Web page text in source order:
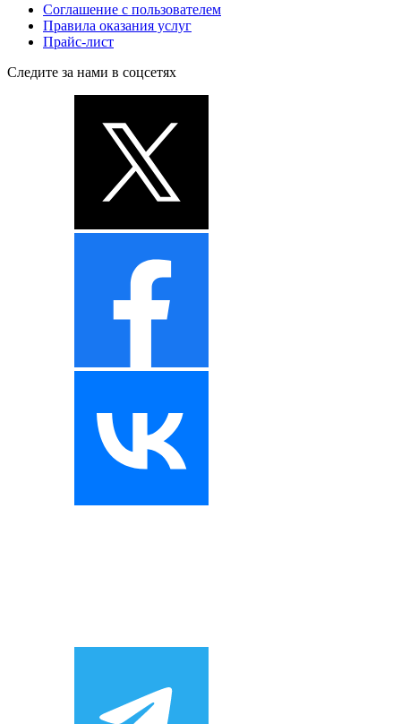
Соглашение с пользователем
Правила оказания услуг
Прайс-лист
Следите за нами в соцсетях